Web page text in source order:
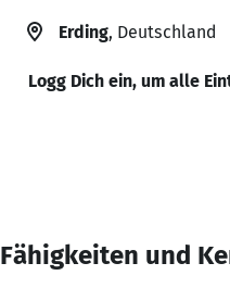
Erding, Deutschland
Logg Dich ein, um alle
Fähigkeiten und